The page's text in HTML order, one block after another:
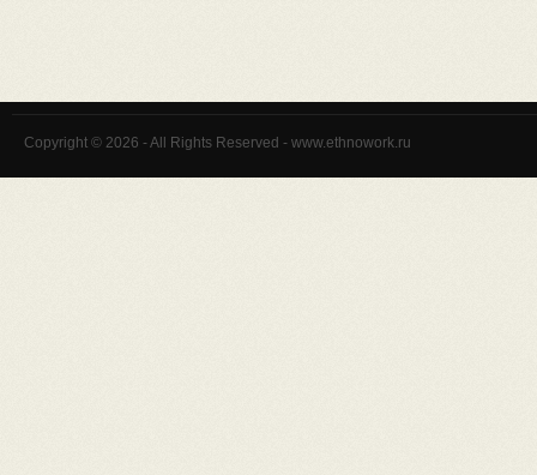
Copyright © 2026 - All Rights Reserved - www.ethnowork.ru